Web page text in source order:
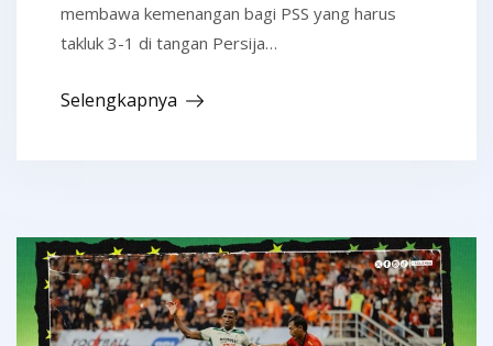
membawa kemenangan bagi PSS yang harus
takluk 3-1 di tangan Persija…
Selengkapnya